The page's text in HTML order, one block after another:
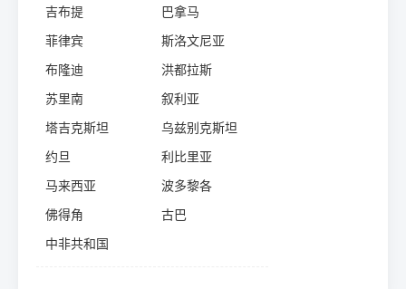
吉布提
巴拿马
菲律宾
斯洛文尼亚
布隆迪
洪都拉斯
苏里南
叙利亚
塔吉克斯坦
乌兹别克斯坦
约旦
利比里亚
马来西亚
波多黎各
佛得角
古巴
中非共和国